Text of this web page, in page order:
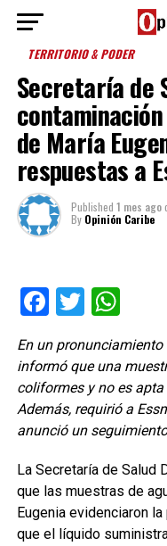
TERRITORIO & PODER
Secretaría de
de María
respuestas a
Published 1 mes ago
By Opinión Caribe
Facebook
Twitter
En un
informó que una
coliformes y no es
Además, requirió a
anunció un
La Secretaría de Salud
que las muestras de
Eugenia evidenciaron
que el líquido